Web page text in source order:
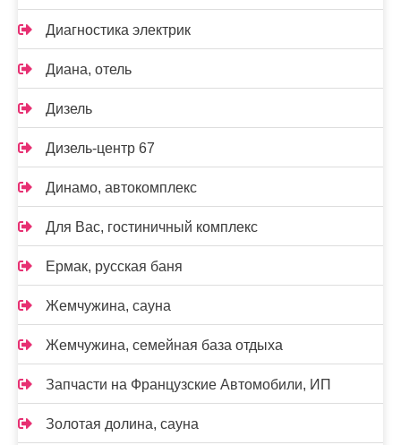
Диагностика электрик
Диана, отель
Дизель
Дизель-центр 67
Динамо, автокомплекс
Для Вас, гостиничный комплекс
Ермак, русская баня
Жемчужина, сауна
Жемчужина, семейная база отдыха
Запчасти на Французские Автомобили, ИП
Золотая долина, сауна